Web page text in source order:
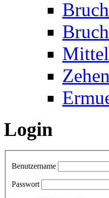
Login
Benutzername
Passwort